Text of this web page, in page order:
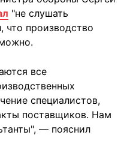
"не слушать
что производство
все
специалистов,
поставщиков. Нам
— пояснил